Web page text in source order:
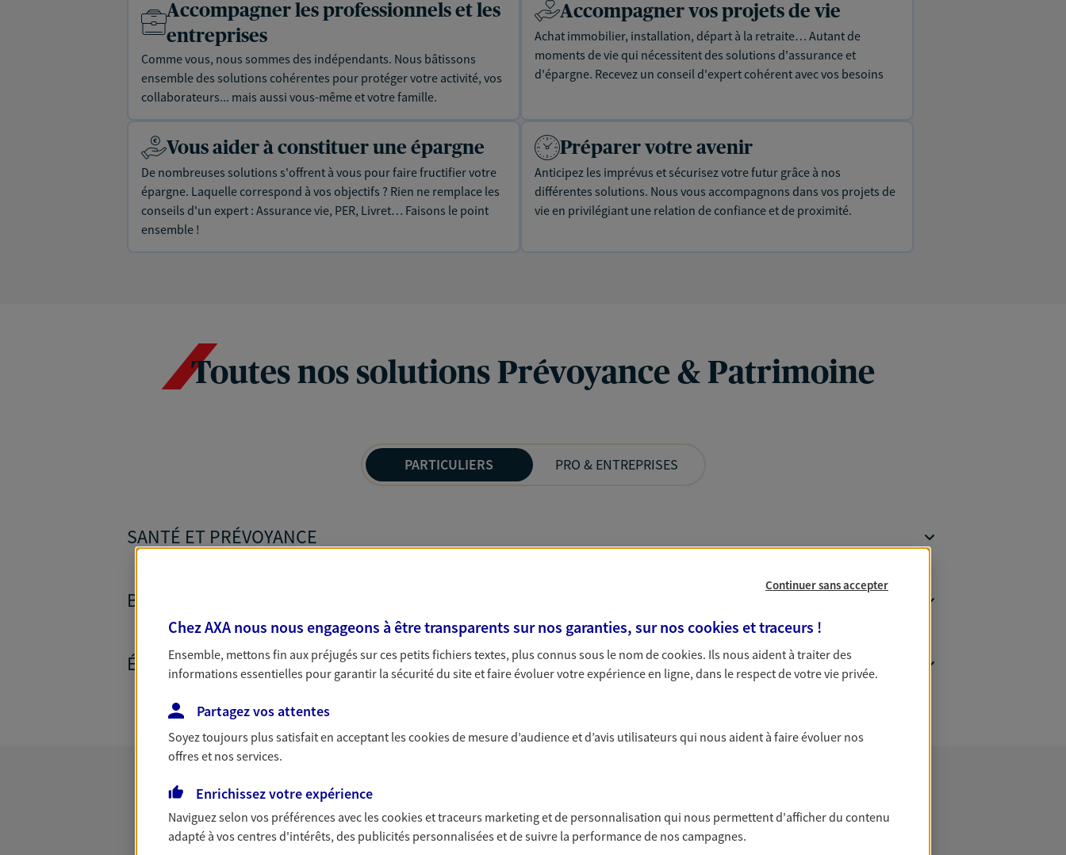
Accompagner les professionnels et les
entreprises
Comme vous, nous sommes des indépendants. Nous bâtissons
ensemble des solutions cohérentes pour protéger votre activité, vos
collaborateurs... mais aussi vous-même et votre famille.
Accompagner vos projets de vie
Achat immobilier, installation, départ à la retraite… Autant de
moments de vie qui nécessitent des solutions d'assurance et
d'épargne. Recevez un conseil d'expert cohérent avec vos besoins
Vous aider à constituer une épargne
De nombreuses solutions s'offrent à vous pour faire fructifier votre
épargne. Laquelle correspond à vos objectifs ? Rien ne remplace les
conseils d'un expert : Assurance vie, PER, Livret… Faisons le point
ensemble !
Préparer votre avenir
Anticipez les imprévus et sécurisez votre futur grâce à nos
différentes solutions. Nous vous accompagnons dans vos projets de
vie en privilégiant une relation de confiance et de proximité.
Toutes nos solutions Prévoyance & Patrimoine
PARTICULIERS PRO & ENTREPRISES
SANTÉ ET PRÉVOYANCE
BANQUE ET CRÉDITS
ÉPARGNE ET RETRAITE
Nous rencontrer
Continuer sans accepter
Chez AXA nous nous engageons à être transparents sur nos garanties, sur nos cookies et traceurs !
Ensemble, mettons fin aux préjugés sur ces petits fichiers textes, plus connus sous le nom decookies. Ils nous aident à traiter des
informations essentielles pour garantir la sécurité du site et faire évoluer votre expérience en ligne, dans le respect de votre vie privée.
Partagez vos attentes
Soyez toujours plus satisfait en acceptant lescookiesde mesure d’audience et d’avis utilisateurs qui nous aident à faire évoluer nos
offres et nos services.
Enrichissez votre expérience
Naviguez selon vos préférences avec lescookies et traceurs marketing et de personnalisation qui nous permettent d'afficher du contenu
adapté à vos centres d'intérêts, des publicités personnalisées et de suivre la performance de nos campagnes.